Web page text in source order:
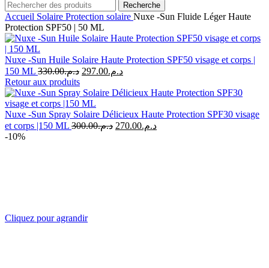
Recherche
Accueil Solaire Protection solaire Nuxe -Sun Fluide Léger Haute
Protection SPF50 | 50 ML
Nuxe -Sun Huile Solaire Haute Protection SPF50 visage et corps |
150 ML
د.م.330.00
Le
initial
était :
د.م.330.00.
د.م.297.00
Le
actuel
Retour aux produits
Nuxe -Sun Spray Solaire Délicieux Haute Protection SPF30 visage
et corps |150 ML
د.م.300.00
Le
د.م.270.00
Le
-10%
Cliquez pour agrandir